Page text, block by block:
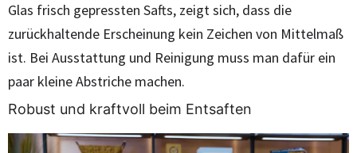
Glas frisch gepressten Safts, zeigt sich, dass die
zurückhaltende Erscheinung kein Zeichen von Mittelmaß
ist. Bei Ausstattung und Reinigung muss man dafür ein
paar kleine Abstriche machen.
Robust und kraftvoll beim Entsaften